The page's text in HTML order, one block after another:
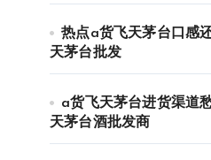
热点a货飞天茅台口感
天茅台批发
a货飞天茅台进货渠道
天茅台酒批发商